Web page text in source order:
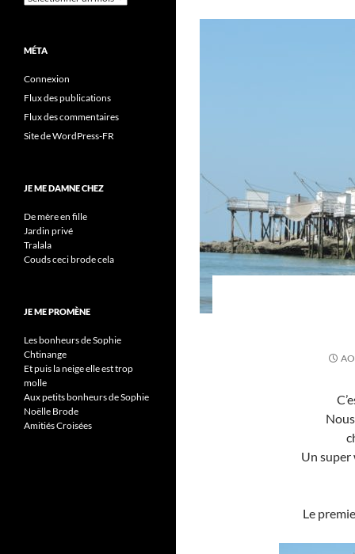
Un super
Le
MÉTA
Connexion
Flux des publications
Flux des commentaires
Site de WordPress-FR
JE ME DAMNE CHEZ
De mère en fille
Jardin privé
Tralala
Couds ceci brode cela
JE ME PROMÈNE
Les bonheurs de Sophie
Chtinange
Et puis la neige elle est trop
molle
Aux petits bonheurs de Sophie
Noëlle Brode
Amitiés Croisées